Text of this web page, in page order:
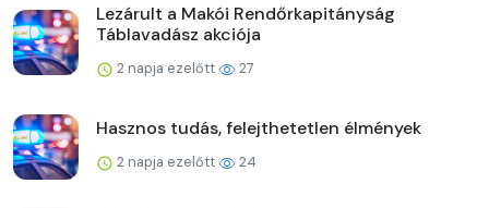
Lezárult a Makói Rendőrkapitányság
Táblavadász akciója
2 napja ezelőtt 27
Hasznos tudás, felejthetetlen élmények
2 napja ezelőtt 24